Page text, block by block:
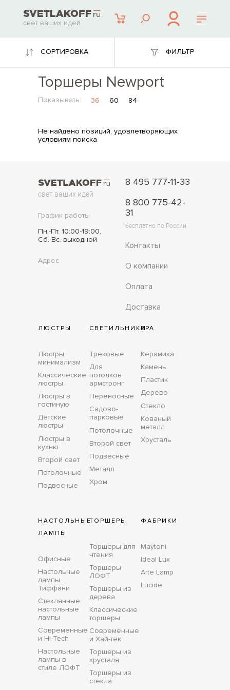
свет ваших идей
СОРТИРОВКА ФИЛЬТР
Торшеры Newport
Показывать: 36 60 84
Не найдено позиций, удовлетворяющих
условиям поиска
свет ваших идей
График работы
Пн.-Пт. 10:00-19:00,
Сб.-Вс. выходной
Адрес
8 495 777-11-33
8 800 775-42-
31
бесплатно по России
Контакты
О компании
Оплата
Доставка
ЛЮСТРЫ
Люстры
минимализм
Классические
люстры
Люстры в
гостиную
Детские
люстры
Люстры в
кухню
Второй свет
Потолочные
Подвесные
СВЕТИЛЬНИКИ
Трековые
Для
потолков
армстронг
Переносные
Садово-
парковые
Потолочные
Второй свет
Подвесные
Металл
Хром
БРА
Керамика
Камень
Пластик
Дерево
Стекло
Кованый
металл
Хрусталь
НАСТОЛЬНЫЕ
ЛАМПЫ
Офисные
Настольные
лампы
Тиффани
Стеклянные
настольные
лампы
Современные
и Hi-Tech
Настольные
лампы в
стиле ЛОФТ
ТОРШЕРЫ
Торшеры для
чтения
Торшеры
ЛОФТ
Торшеры из
дерева
Классические
торшеры
Современные
и Хай-тек
Торшеры из
хрусталя
Торшеры из
стекла
ФАБРИКИ
Maytoni
Ideal Lux
Arte Lamp
Lucide